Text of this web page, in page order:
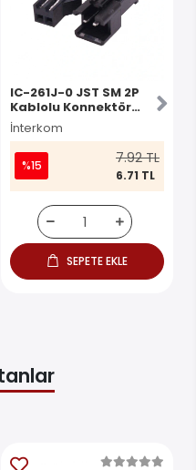
IC-261J-0 JST SM 2P
Kablolu Konnektör
Takım
İnterkom
%15 7.92 TL
6.71 TL
SEPETE EKLE